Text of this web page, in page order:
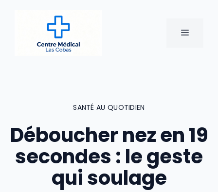
MENU
SANTÉ AU QUOTIDIEN
Déboucher nez en 19
secondes : le geste
qui soulage